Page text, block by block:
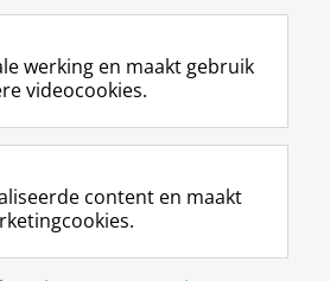
a
e
b
o
p
a
i
i
k
e
I
-
p
g
S
-
f
e
R
k
n
t
r
m
c
o
T
e
k
a
werking en maakt gebruik
videocookies.
content en maakt